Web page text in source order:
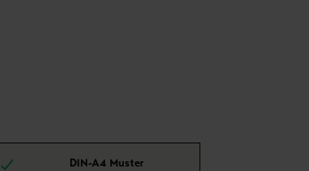
DIN-A4 Muster